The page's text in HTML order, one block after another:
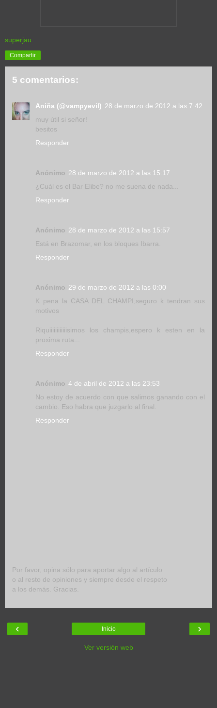
superjau
Compartir
5 comentarios:
Aniña (@vampyevil) 28 de marzo de 2012 a las 7:42
muy útil si señor!
besitos
Responder
Anónimo 28 de marzo de 2012 a las 15:17
¿Cuál es el Bar Elibe? no me suena de nada...
Responder
Anónimo 28 de marzo de 2012 a las 15:57
Está en Brazomar, en los bloques Ibarra.
Responder
Anónimo 29 de marzo de 2012 a las 0:00
K pena la CASA DEL CHAMPI,seguro k tendran sus
motivos
Riquiiiiiiiiiiiisimos los champis,espero k esten en la
proxima ruta...
Responder
Anónimo 4 de abril de 2012 a las 23:53
No estoy de acuerdo con que salimos ganando con el
cambio. Eso habra que juzgarlo al final.
Responder
Por favor, opina sólo para aportar algo al artículo
o al resto de opiniones y siempre desde el respeto
a los demás. Gracias.
‹ ›
Inicio
Ver versión web